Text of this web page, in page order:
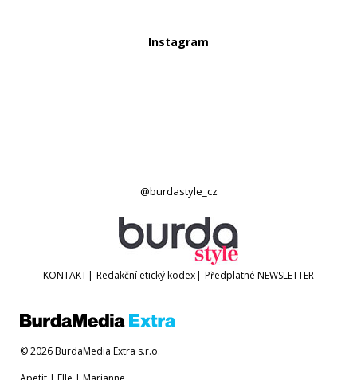
Instagram
@burdastyle_cz
KONTAKT| Redakční etický kodex| Předplatné NEWSLETTER
© 2026 BurdaMedia Extra s.r.o.